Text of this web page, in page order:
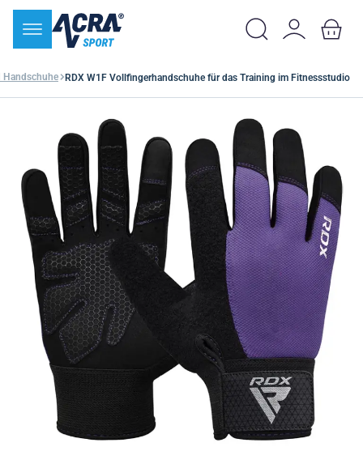
Handschuhe RDX W1F Vollfingerhandschuhe für das Training im Fitnessstudio